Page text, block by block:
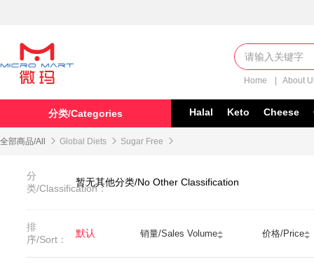
Home About
Halal Keto Cheese
分类/Categories
全部商品/All  Global Diets  Sugar Free 
分
类/Classification：
暂无其他分类/No Other Classification
排
序/Sort：
默认 销量/Sales Volume 价格/Price